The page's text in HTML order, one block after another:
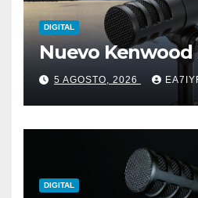
DIGITAL
Nuevo Kenwood
5 AGOSTO, 2026
DIGITAL